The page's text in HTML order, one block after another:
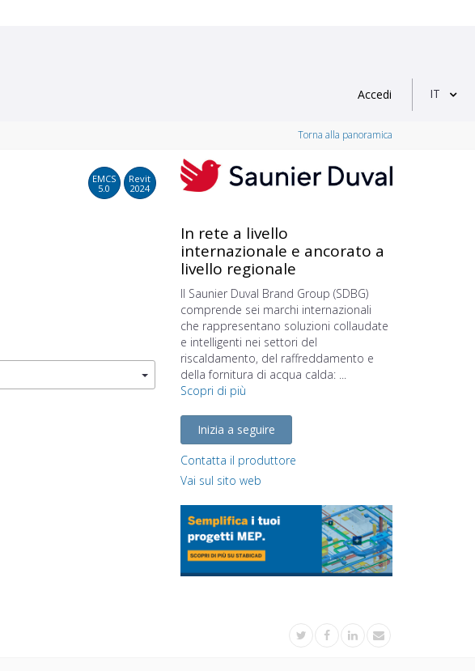
Accedi IT
Torna alla panoramica
EMCS
5.0
Revit
2024
In rete a livello
internazionale e ancorato a
livello regionale
Il Saunier Duval Brand Group (SDBG)
comprende sei marchi internazionali
che rappresentano soluzioni collaudate
e intelligenti nei settori del
riscaldamento, del raffreddamento e
della fornitura di acqua calda: ...
Scopri di più
Inizia a seguire
Contatta il produttore
Vai sul sito web